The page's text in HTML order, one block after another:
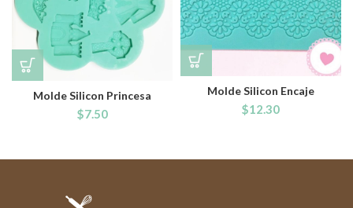
Molde Silicon Princesa
$7.50
Molde Silicon Encaje
$12.30